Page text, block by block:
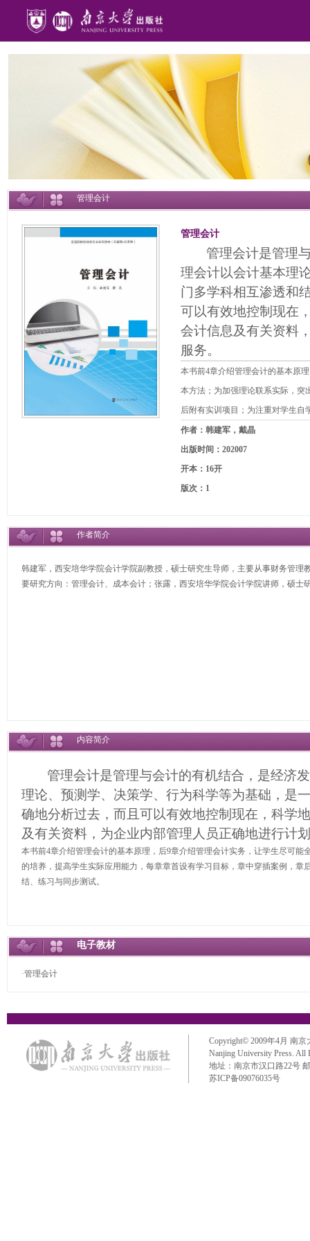
管理会计
管理会计
管理会计是管理
理会计以会计基本理
门多学科相互渗透和
可以有效地控制现在
会计信息及有关资料
服务。
本书前4章介绍管理会计的基本原
本方法；为加强理论联系实际，突
后附有实训项目；为注重对学生自
作者：韩建军，戴晶
出版时间：202007
开本：16开
版次：1
作者简介
韩建军，西安培华学院会计学院副教授，硕士研究生导师，主要从事财务管
要研究方向：管理会计、成本会计；张露，西安培华学院会计学院讲师，硕士
内容简介
管理会计是管理与会计的有机结合，是经济
理论、预测学、决策学、行为科学等为基础，是
确地分析过去，而且可以有效地控制现在，科学
及有关资料，为企业内部管理人员正确地进行计
本书前4章介绍管理会计的基本原理，后9章介绍管理会计实务，让学生尽可
的培养，提高学生实际应用能力，每章章首设有学习目标，章中穿插案例，
结、练习与同步测试。
电子教材
·管理会计
Copyright© 2009年4月 南京
Nanjing University Press. All
地址：南京市汉口路22号
苏ICP备09076035号